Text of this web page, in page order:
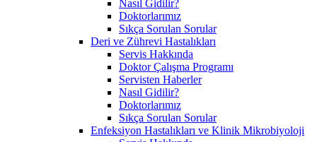
Nasıl Gidilir?
Doktorlarımız
Sıkça Sorulan Sorular
Deri ve Zührevi Hastalıkları
Servis Hakkında
Doktor Çalışma Programı
Servisten Haberler
Nasıl Gidilir?
Doktorlarımız
Sıkça Sorulan Sorular
Enfeksiyon Hastalıkları ve Klinik Mikrobiyoloji